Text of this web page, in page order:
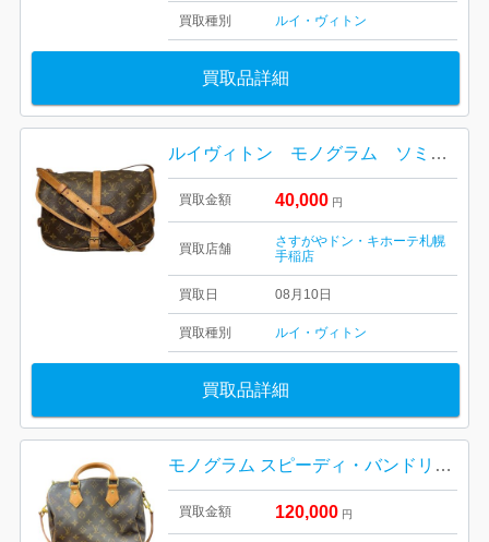
買取種別 ルイ・ヴィトン
買取品詳細
ルイヴィトン モノグラム ソミュールバッグ
買取金額 40,000 円
買取店舗
さすがやドン・キホーテ札幌
手稲店
買取日 08月10日
買取種別 ルイ・ヴィトン
買取品詳細
モノグラム スピーディ・バンドリエール をお買取りいたしました
買取金額 120,000 円